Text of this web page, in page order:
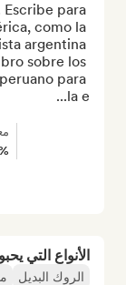
الأنواع التي
الروك البديل
para
como la
argentina
sobre los
para
la e...